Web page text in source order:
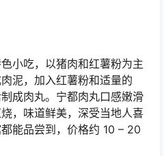
小吃，以猪肉和红薯粉为主
泥，加入红薯粉和适量的
成肉丸。宁都肉丸口感嫩滑
，味道鲜美，深受当地人喜
能品尝到，价格约 10 – 20